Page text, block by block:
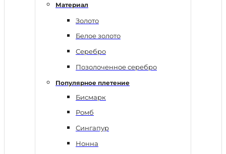
Материал
Золото
Белое золото
Серебро
Позолоченное серебро
Популярное плетение
Бисмарк
Ромб
Сингапур
Нонна